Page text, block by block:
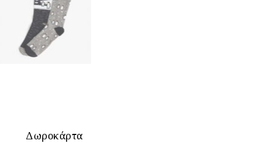
Δωροκάρτα